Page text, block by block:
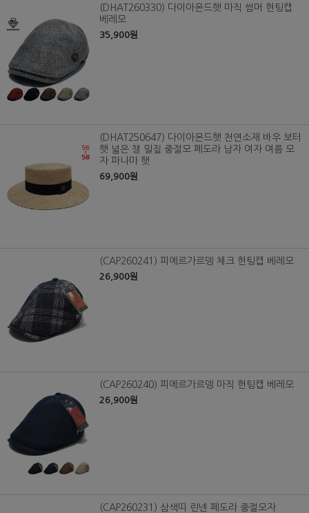
(DHAT260330) 다이아몬드햇 마직 썸머 헌팅캡
베레모
35,900원
(DHAT250647) 다이아몬드햇 천연소재 바우 보터
햇 넓은 챙 밀짚 중절모 페도라 남자 여자 여름 모
자 파나마 햇
69,900원
(CAP260241) 피에르가르뎅 체크 헌팅캡 베레모
26,900원
(CAP260240) 피에르가르뎅 마직 헌팅캡 베레모
26,900원
(CAP260231) 삼색띠 린넨 페도라 중절모자